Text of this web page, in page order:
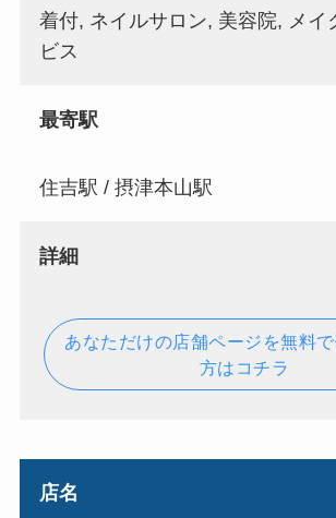
着付, ネイルサロン, 美容院, メイ
ビス
最寄駅
住吉駅 / 摂津本山駅
詳細
あなただけの店舗ページを無料
方はコチラ
店名